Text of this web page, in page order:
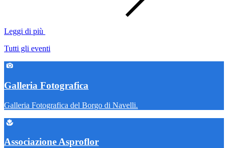
Leggi di più
Tutti gli eventi
Galleria Fotografica
Galleria Fotografica del Borgo di Navelli.
Associazione Asproflor